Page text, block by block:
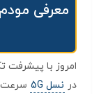
معرفی
امروز با
در نسل 5G
سرعت